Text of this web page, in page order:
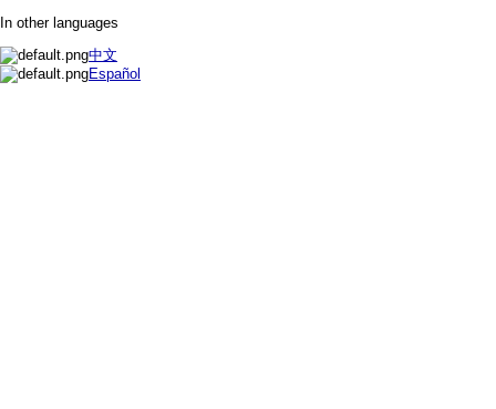
In other languages
中文
Español